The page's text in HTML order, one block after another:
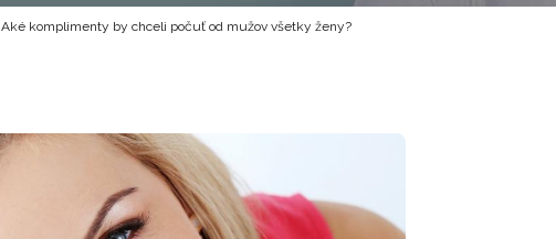
Aké komplimenty by chceli počuť od mužov všetky ženy?